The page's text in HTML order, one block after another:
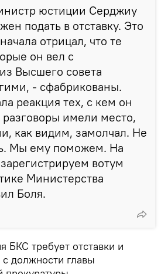
юстиции Серджиу
подать в отставку. Это
отрицал, что те
он вел с
Высшего совета
- сфабрикованы.
реакция тех, с кем он
разговоры имели место,
как видим, замолчал. Не
Мы ему поможем. На
вотум
Министерства
Боля.
БКС требует отставки и
должности главы